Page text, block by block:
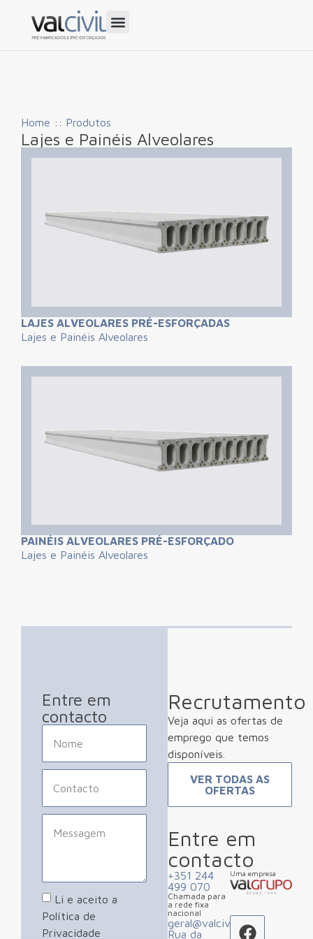
Home :: Produtos
Lajes e Painéis Alveolares
LAJES ALVEOLARES PRÉ-ESFORÇADAS
Lajes e Painéis Alveolares
PAINÉIS ALVEOLARES PRÉ-ESFORÇADO
Lajes e Painéis Alveolares
Recrutamento
Veja aqui as ofertas de
emprego que temos
disponíveis.
VER TODAS AS
OFERTAS
Entre em
contacto
+351 244
499 070
Chamada para
a rede fixa
nacional
geral@valcivil.pt
Rua da
Uma empresa
Entre em
contacto
Li e aceito a
Política de
Privacidade